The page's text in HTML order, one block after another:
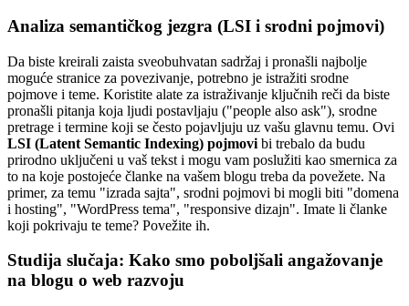
Analiza semantičkog jezgra (LSI i srodni pojmovi)
Da biste kreirali zaista sveobuhvatan sadržaj i pronašli najbolje
moguće stranice za povezivanje, potrebno je istražiti srodne
pojmove i teme. Koristite alate za istraživanje ključnih reči da biste
pronašli pitanja koja ljudi postavljaju ("people also ask"), srodne
pretrage i termine koji se često pojavljuju uz vašu glavnu temu. Ovi
LSI (Latent Semantic Indexing) pojmovi bi trebalo da budu
prirodno uključeni u vaš tekst i mogu vam poslužiti kao smernica za
to na koje postojeće članke na vašem blogu treba da povežete. Na
primer, za temu "izrada sajta", srodni pojmovi bi mogli biti "domena
i hosting", "WordPress tema", "responsive dizajn". Imate li članke
koji pokrivaju te teme? Povežite ih.
Studija slučaja: Kako smo poboljšali angažovanje
na blogu o web razvoju